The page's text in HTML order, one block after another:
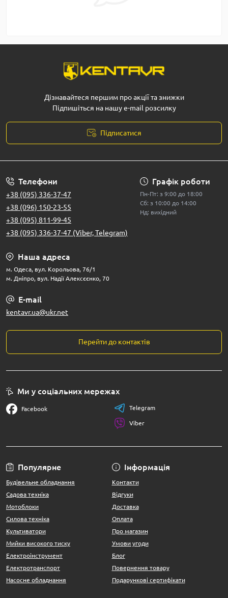
Дізнавайтеся першим про акції та знижки
Підпишіться на нашу e-mail розсилку
Підписатися
Телефони
+38 (095) 336-37-47
+38 (096) 150-23-55
+38 (095) 811-99-45
+38 (095) 336-37-47 (Viber, Telegram)
Графік роботи
Пн-Пт: з 9:00 до 18:00
Сб: з 10:00 до 14:00
Нд: вихідний
Наша адреса
м. Одеса, вул. Корольова, 76/1
м. Дніпро, вул. Надії Алексєєнко, 70
E-mail
kentavr.ua@ukr.net
Перейти до контактів
Популярне
Будівельне обладнання
Садова техніка
Мотоблоки
Силова техніка
Культиватори
Мийки високого тиску
Електроінструмент
Електротранспорт
Насосне обладнання
Інформація
Контакти
Відгуки
Доставка
Оплата
Про магазин
Умови угоди
Блог
Повернення товару
Подарункові сертифікати
Ми у соціальних мережах
Facebook Telegram
Viber